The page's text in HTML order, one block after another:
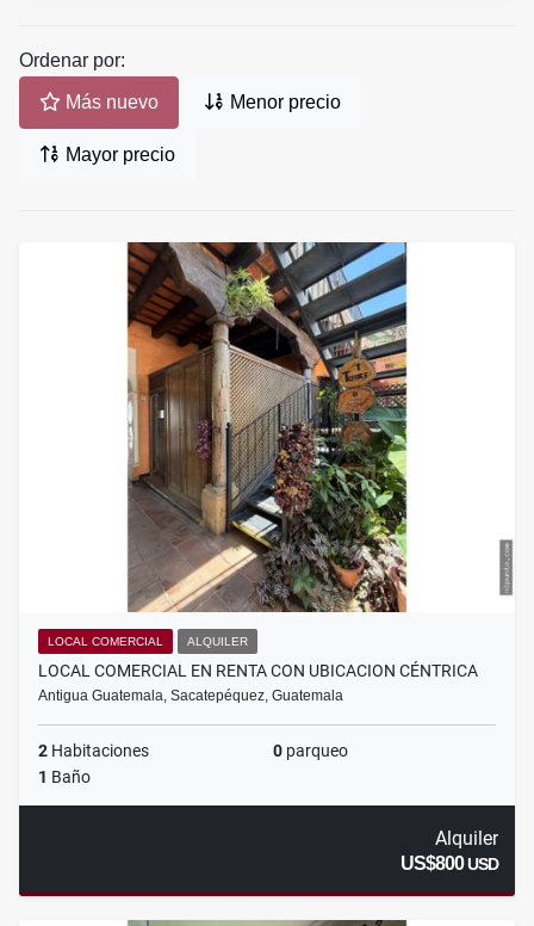
Ordenar por:
Más nuevo Menor precio
Mayor precio
LOCAL COMERCIAL ALQUILER
LOCAL COMERCIAL EN RENTA CON UBICACION CÉNTRICA
Antigua Guatemala, Sacatepéquez, Guatemala
2 Habitaciones 0 parqueo
1 Baño
Alquiler
US$800USD